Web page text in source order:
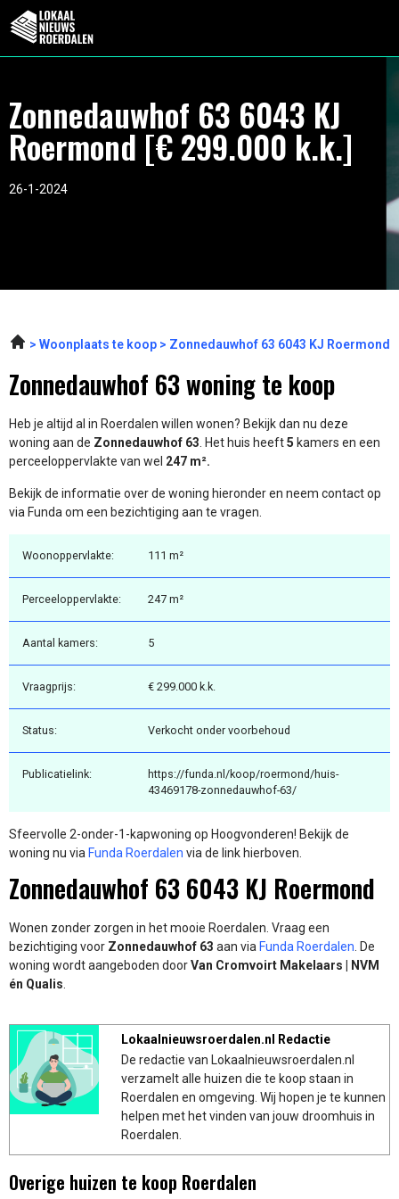
Zonnedauwhof 63 6043 KJ
Roermond [€ 299.000 k.k.]
26-1-2024
Woonplaats te koop Zonnedauwhof 63 6043 KJ Roermond
Zonnedauwhof 63 woning te koop
Heb je altijd al in Roerdalen willen wonen? Bekijk dan nu deze
woning aan de Zonnedauwhof 63. Het huis heeft5 kamers en een
perceeloppervlakte van wel 247 m².
Bekijk de informatie over de woning hieronder en neem contact op
via Funda om een bezichtiging aan te vragen.
Woonoppervlakte: 111 m²
Perceeloppervlakte: 247 m²
Aantal kamers: 5
Vraagprijs: € 299.000 k.k.
Status: Verkocht onder voorbehoud
Publicatielink:
https://funda.nl/koop/roermond/huis-
43469178-zonnedauwhof-63/
Sfeervolle 2-onder-1-kapwoning op Hoogvonderen! Bekijk de
woning nu via Funda Roerdalen via de link hierboven.
Zonnedauwhof 63 6043 KJ Roermond
Wonen zonder zorgen in het mooie Roerdalen. Vraag een
bezichtiging voor Zonnedauwhof 63 aan via Funda Roerdalen . De
woning wordt aangeboden doorVan Cromvoirt Makelaars | NVM
én Qualis
Lokaalnieuwsroerdalen.nl Redactie
De redactie van Lokaalnieuwsroerdalen.nl
verzamelt alle huizen die te koop staan in
Roerdalen en omgeving. Wij hopen je te kunnen
helpen met het vinden van jouw droomhuis in
Roerdalen.
Overige huizen te koop Roerdalen